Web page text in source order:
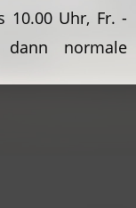
10.00 Uhr, Fr. -
normale